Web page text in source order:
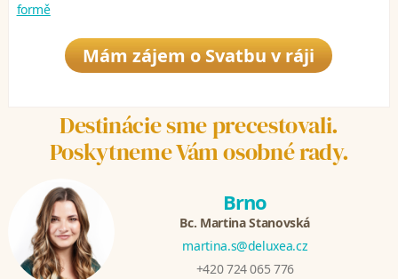
formě
Mám zájem o Svatbu v ráji
Destinácie sme precestovali.
Poskytneme Vám osobné rady.
Brno
Bc. Martina Stanovská
martina.s@deluxea.cz
+420 724 065 776